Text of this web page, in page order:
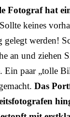
Fotograf hat
keines
gelegt werden!
an und ziehen
Ein paar „tolle
Das